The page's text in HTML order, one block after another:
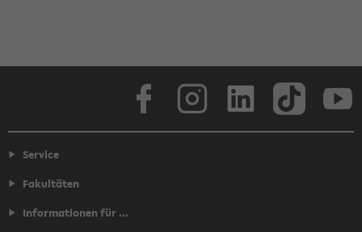
Service
Fakultäten
Informationen für ...